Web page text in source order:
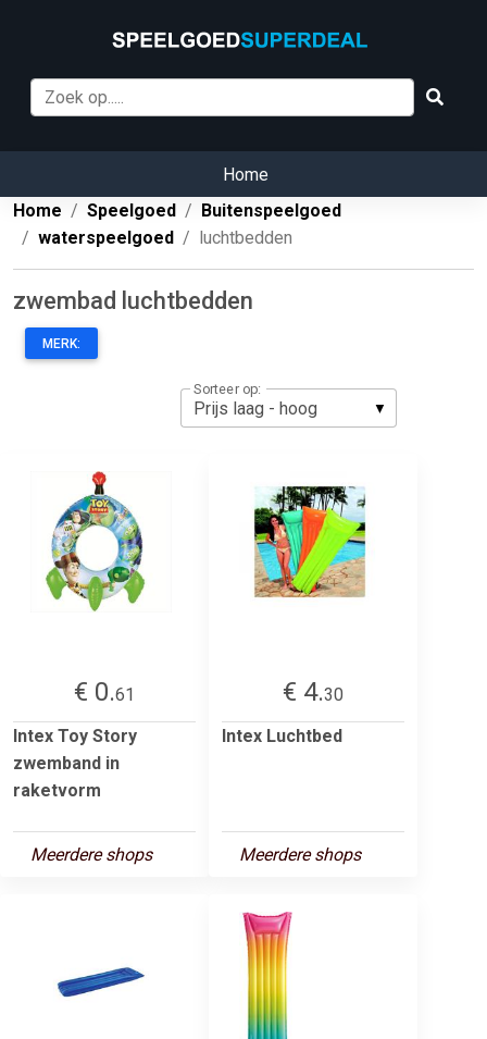
Home
Home
Speelgoed
Buitenspeelgoed
waterspeelgoed
luchtbedden
zwembad luchtbedden
MERK:
Sorteer op:
€ 0.61
Intex Toy Story
zwemband in
raketvorm
Meerdere shops
€ 4.30
Intex Luchtbed
Meerdere shops